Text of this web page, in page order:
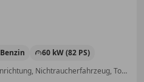
Benzin
60 kW (82 PS)
Scheckheftgepflegt, Freisprecheinrichtung, Nichtraucherfahrzeug, Touchscreen, Sommerreifen, Einparkhilfe Sensoren hinten, Multifunktionslenkrad, USB